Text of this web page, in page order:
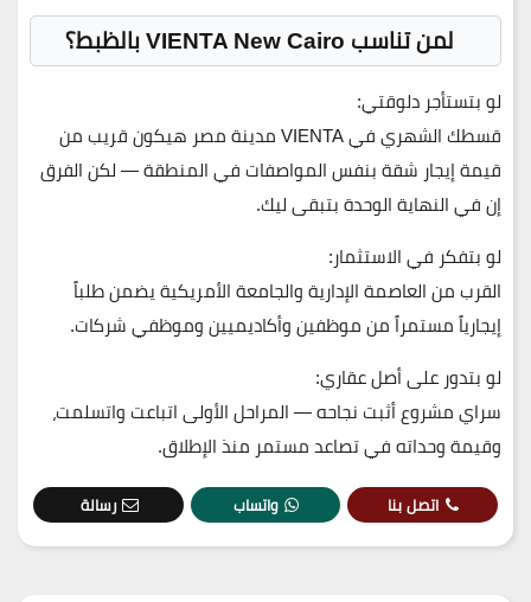
لمن تناسب VIENTA New Cairo بالظبط؟
لو بتستأجر دلوقتي:
قسطك الشهري فيVIENTA مدينة مصر
هيكون قريب من
قيمة إيجار شقة بنفس المواصفات في المنطقة — لكن الفرق
إن في النهاية الوحدة بتبقى ليك.
لو بتفكر في الاستثمار:
القرب من العاصمة الإدارية والجامعة الأمريكية يضمن طلباً
إيجارياً مستمراً من موظفين وأكاديميين وموظفي شركات.
لو بتدور على أصل عقاري:
سراي مشروع أثبت نجاحه — المراحل الأولى اتباعت واتسلمت،
وقيمة وحداته في تصاعد مستمر منذ الإطلاق.
اتصل بنا واتساب رسالة